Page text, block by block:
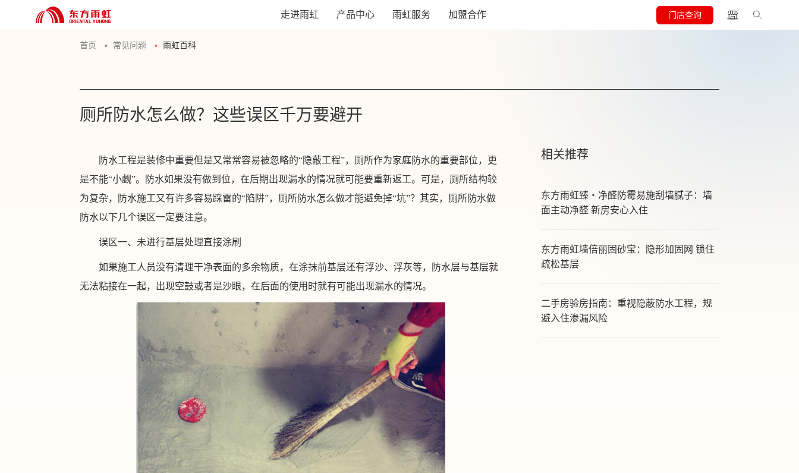
走进雨虹 产品中心 雨虹服务 加盟合作 门店查询
首页 常见问题 雨虹百科
厕所防水怎么做？这些误区千万要避开
防水工程是装修中重要但是又常常容易被忽略的“隐蔽工程”，厕所作为家庭防水的重要部位，更
是不能“小觑”。防水如果没有做到位，在后期出现漏水的情况就可能要重新返工。可是，厕所结构较
为复杂，防水施工又有许多容易踩雷的“陷阱”，厕所防水怎么做才能避免掉“坑”？其实，厕所防水做
防水以下几个误区一定要注意。
误区一、未进行基层处理直接涂刷
如果施工人员没有清理干净表面的多余物质，在涂抹前基层还有浮沙、浮灰等，防水层与基层就
无法粘接在一起，出现空鼓或者是沙眼，在后面的使用时就有可能出现漏水的情况。
相关推荐
东方雨虹臻・净醛防霉易施刮墙腻子：墙
面主动净醛 新房安心入住
东方雨虹墙倍丽固砂宝：隐形加固网 锁住
疏松基层
二手房验房指南：重视隐蔽防水工程，规
避入住渗漏风险